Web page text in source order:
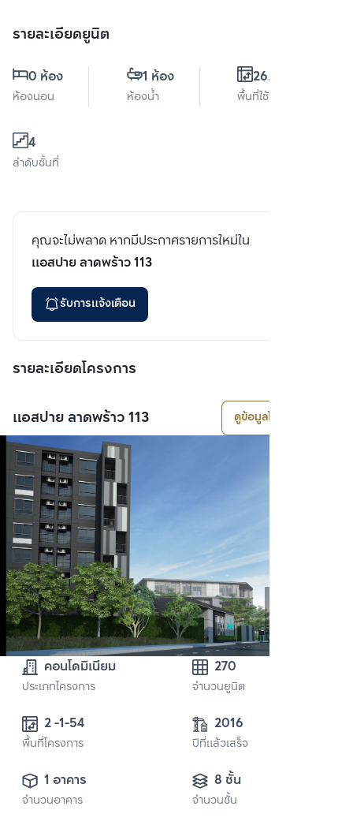
รายละเอียดยูนิต
0 ห้อง
ห้องนอน
1 ห้อง
ห้องน้ำ
26.5 ตร.ม.
พื้นที่ใช้สอย
4
ลำดับชั้นที่
คุณจะไม่พลาด หากมีประกาศรายการใหม่ใน
แอสปาย ลาดพร้าว 113
รับการแจ้งเตือน
รายละเอียดโครงการ
แอสปาย ลาดพร้าว 113 ดูข้อมูลโครงการ
คอนโดมิเนียม
ประเภทโครงการ
270
จำนวนยูนิต
2 -1-54
พื้นที่โครงการ
2016
ปีที่แล้วเสร็จ
1 อาคาร
จำนวนอาคาร
8 ชั้น
จำนวนชั้น